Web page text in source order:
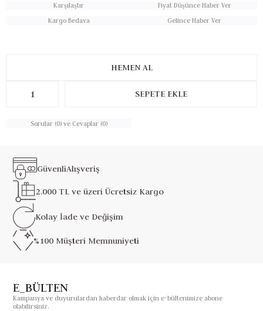
Karşılaştır
Fiyat Düşünce Haber Ver
Kargo Bedava
Gelince Haber Ver
Sorular (0) ve Cevaplar (0)
GüvenliAlışveriş
2.000 TL ve üzeriÜcretsiz Kargo
Kolay İade ve Değişim
%100 Müşteri Memnuniyeti
E_BÜLTEN
Kampanya ve duyurulardan haberdar olmak için e-bültenimize abone
olabilirsiniz.